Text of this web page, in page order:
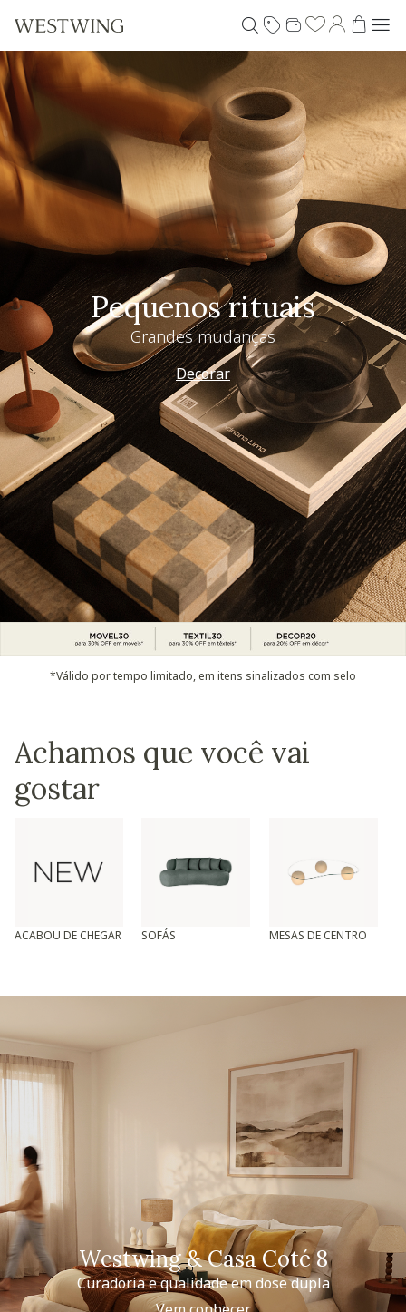
Pequenos rituais
Grandes mudanças
Decorar
*Válido por tempo limitado, em itens sinalizados com selo
Achamos que você vai
gostar
ACABOU DE CHEGAR SOFÁS MESAS DE CENTRO
Westwing & Casa Coté 8
Curadoria e qualidade em dose dupla